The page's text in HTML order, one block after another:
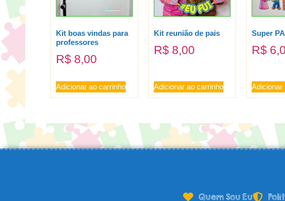
Kit boas vindas para
professores
R$ 8,00
Adicionar ao carrinho
Kit reunião de pais
R$ 8,00
Adicionar ao carrinho
Super
R$
Adicionar
Quem Sou Eu